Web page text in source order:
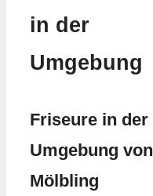
in der
Umgebung
Friseure in der
Umgebung von
Mölbling